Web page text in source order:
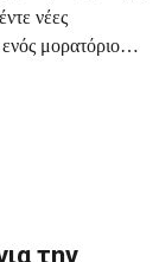
νέες
μορατόριουμ
την